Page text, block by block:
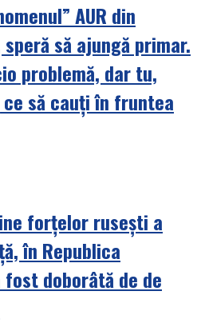
AUR din
să ajungă primar.
problemă, dar tu,
să cauți în fruntea
forțelor rusești a
în Republica
fost doborâtă de de